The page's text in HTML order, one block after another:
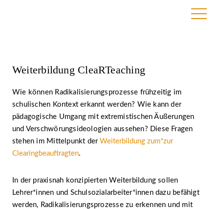
Weiterbildung CleaRTeaching
Wie können Radikalisierungsprozesse frühzeitig im
schulischen Kontext erkannt werden? Wie kann der
pädagogische Umgang mit extremistischen Äußerungen
und Verschwörungsideologien aussehen? Diese Fragen
stehen im Mittelpunkt derWeiterbildung zum*zur
Clearingbeauftragten.
In der praxisnah konzipierten Weiterbildung sollen
Lehrer*innen und Schulsozialarbeiter*innen dazu befähigt
werden, Radikalisierungsprozesse zu erkennen und mit